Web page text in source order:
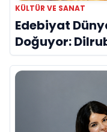
KÜLTÜR VE SANAT
Edebiyat
Doğuyor:
Evreni